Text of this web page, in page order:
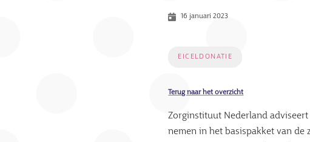
16 januari 2023
EICELDONATIE
Terug naar het overzicht
Zorginstituut Nederland
nemen in het basispakket van de